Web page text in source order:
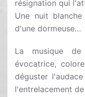
résignation qui
Une nuit
d'une dormeuse…
La musique
évocatrice,
déguster
l'entrelacement